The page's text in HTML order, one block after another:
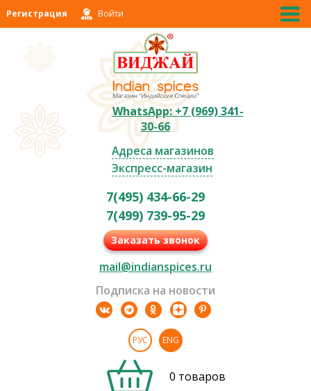
Регистрация Войти
WhatsApp: +7 (969) 341-
30-66
Адреса магазинов
Экспресс-магазин
7(495) 434-66-29
7(499) 739-95-29
Заказать звонок
mail@indianspices.ru
Подписка на новости
РУС ENG
0 товаров